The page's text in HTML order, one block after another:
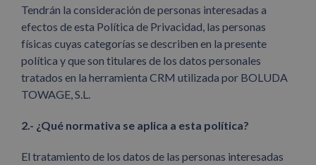
Tendrán la consideración de personas interesadas a
efectos de esta Política de Privacidad, las personas
físicas cuyas categorías se describen en la presente
política y que son titulares de los datos personales
tratados en la herramienta CRM utilizada por BOLUDA
TOWAGE, S.L.
2.- ¿Qué normativa se aplica a esta política?
El tratamiento de los datos de las personas interesadas